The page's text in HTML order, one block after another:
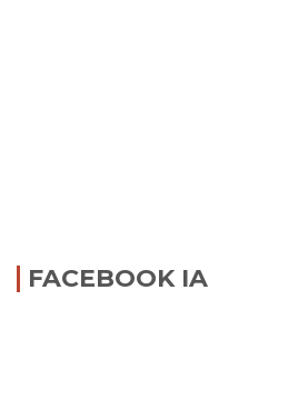
FACEBOOK IA